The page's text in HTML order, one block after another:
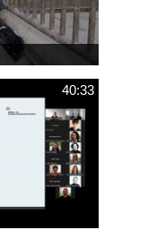
40:33